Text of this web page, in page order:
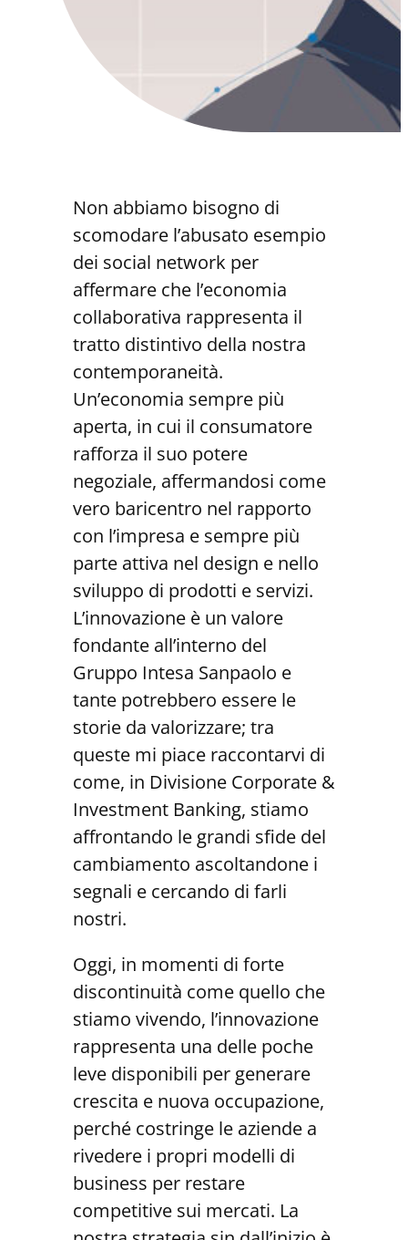
Non abbiamo bisogno di
scomodare l’abusato esempio
dei social network per
affermare che l’economia
collaborativa rappresenta il
tratto distintivo della nostra
contemporaneità.
Un’economia sempre più
aperta, in cui il consumatore
rafforza il suo potere
negoziale, affermandosi come
vero baricentro nel rapporto
con l’impresa e sempre più
parte attiva nel design e nello
sviluppo di prodotti e servizi.
L’innovazione è un valore
fondante all’interno del
Gruppo Intesa Sanpaolo e
tante potrebbero essere le
storie da valorizzare; tra
queste mi piace raccontarvi di
come, in Divisione Corporate &
Investment Banking, stiamo
affrontando le grandi sfide del
cambiamento ascoltandone i
segnali e cercando di farli
nostri.
Oggi, in momenti di forte
discontinuità come quello che
stiamo vivendo, l’innovazione
rappresenta una delle poche
leve disponibili per generare
crescita e nuova occupazione,
perché costringe le aziende a
rivedere i propri modelli di
business per restare
competitive sui mercati. La